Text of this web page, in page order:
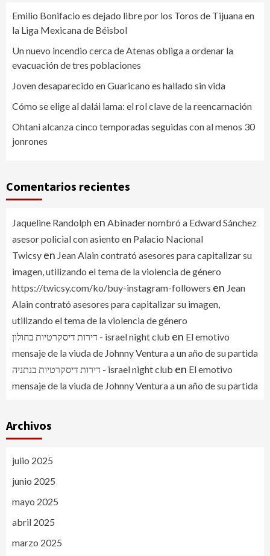
Emilio Bonifacio es dejado libre por los Toros de Tijuana en
la Liga Mexicana de Béisbol
Un nuevo incendio cerca de Atenas obliga a ordenar la
evacuación de tres poblaciones
Joven desaparecido en Guaricano es hallado sin vida
Cómo se elige al dalái lama: el rol clave de la reencarnación
Ohtani alcanza cinco temporadas seguidas con al menos 30
jonrones
Comentarios recientes
Jaqueline Randolph en Abinader nombró a Edward Sánchez
asesor policial con asiento en Palacio Nacional
Twicsy en Jean Alain contrató asesores para capitalizar su
imagen, utilizando el tema de la violencia de género
https://twicsy.com/ko/buy-instagram-followers en Jean
Alain contrató asesores para capitalizar su imagen,
utilizando el tema de la violencia de género
דירות דיסקרטיות בחולון - israel night club en El emotivo
mensaje de la viuda de Johnny Ventura a un año de su partida
דירות דיסקרטיות בנתניה - israel night club en El emotivo
mensaje de la viuda de Johnny Ventura a un año de su partida
Archivos
julio 2025
junio 2025
mayo 2025
abril 2025
marzo 2025